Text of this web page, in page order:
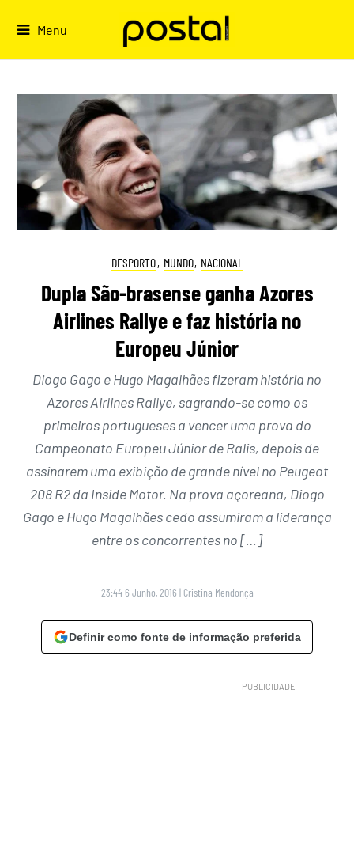
Menu
DESPORTO, MUNDO, NACIONAL
Dupla São-brasense ganha Azores
Airlines Rallye e faz história no
Europeu Júnior
Diogo Gago e Hugo Magalhães fizeram história no
Azores Airlines Rallye, sagrando-se como os
primeiros portugueses a vencer uma prova do
Campeonato Europeu Júnior de Ralis, depois de
assinarem uma exibição de grande nível no Peugeot
208 R2 da Inside Motor. Na prova açoreana, Diogo
Gago e Hugo Magalhães cedo assumiram a liderança
entre os concorrentes no […]
23:44 6 Junho, 2016 | Cristina Mendonça
Definir como fonte de informação preferida